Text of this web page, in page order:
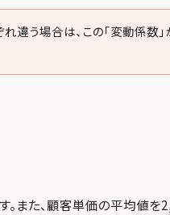
違う場合は、この「変動係数」
。また、顧客単価の平均値を